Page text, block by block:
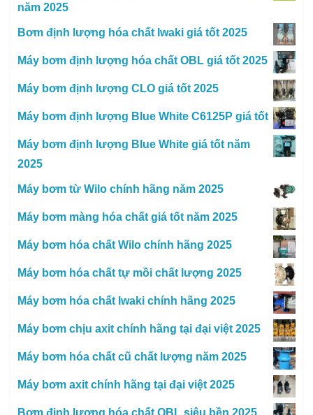
năm 2025
Bơm định lượng hóa chất Iwaki giá tốt 2025
Máy bơm định lượng hóa chất OBL giá tốt 2025
Máy bơm định lượng CLO giá tốt 2025
Máy bơm định lượng Blue White C6125P giá tốt
Máy bơm định lượng Blue White giá tốt năm
2025
Máy bơm từ Wilo chính hãng năm 2025
Máy bơm màng hóa chất giá tốt năm 2025
Máy bơm hóa chất Wilo chính hãng 2025
Máy bơm hóa chất tự mồi chất lượng 2025
Máy bơm hóa chất Iwaki chính hãng 2025
Máy bơm chịu axit chính hãng tại đại việt 2025
Máy bơm hóa chất cũ chất lượng năm 2025
Máy bơm axit chính hãng tại đại việt 2025
Bơm định lượng hóa chất OBL siêu bền 2025